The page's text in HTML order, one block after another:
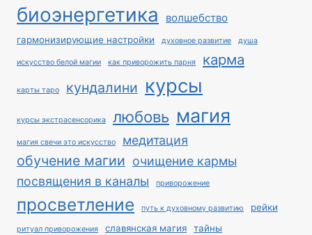
биоэнергетика волшебство
гармонизирующие настройки духовное развитие душа
искусство белой магии как приворожить парня карма
карты таро кундалини курсы
курсы экстрасенсорика любовь магия
магия свечи это искусство медитация
обучение магии очищение кармы
посвящения в каналы
приворожение
просветление путь к духовному развитию рейки
ритуал приворожения славянская магия тайны